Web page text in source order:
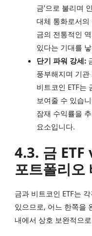
금’으로 불리며
대체 통화로서
금의 전통적인
있다는 기대를
단기 파워 강세:
풍부해지며 기
비트코인 ETF는
보여줄 수 있습
잠재 수익률을
요소입니다.
4.3. 금 ETF
포트폴리오
금과 비트코인 ETF는
있으므로, 어느 한쪽을
내에서 상호 보완적으